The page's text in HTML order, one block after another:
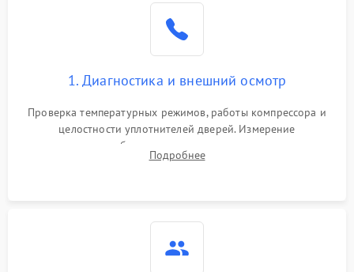
работе
2000 ₽ Подробнее →
1000 ₽
1800 ₽
1. Диагностика и внешний осмотр
Проверка температурных режимов, работы компрессора и
целостности уплотнителей дверей. Измерение
сопротивления обмоток мотора, проверка термостата и
считывание кодов ошибок с электронного дисплея.
Подробнее